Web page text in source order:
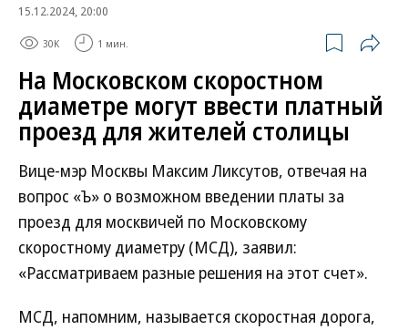
15.12.2024, 20:00
30K 1 мин.
На Московском скоростном
диаметре могут ввести платный
проезд для жителей столицы
Вице-мэр Москвы Максим Ликсутов, отвечая на
вопрос «Ъ» о возможном введении платы за
проезд для москвичей по Московскому
скоростному диаметру (МСД), заявил:
«Рассматриваем разные решения на этот счет».
МСД, напомним, называется скоростная дорога,